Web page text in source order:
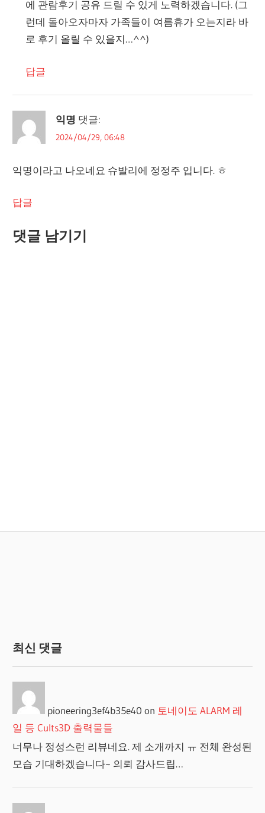
에 관람후기 공유 드릴 수 있게 노력하겠습니다. (그
런데 돌아오자마자 가족들이 여름휴가 오는지라 바
로 후기 올릴 수 있을지…^^)
답글
익명 댓글:
2024/04/29, 06:48
익명이라고 나오네요 슈발리에 정정주 입니다. ㅎ
답글
댓글 남기기
최신 댓글
pioneering3ef4b35e40 on 토네이도 ALARM 레
일 등 Cults3D 출력물들
너무나 정성스런 리뷰네요. 제 소개까지 ㅠ 전체 완성된
모습 기대하겠습니다~ 의뢰 감사드립…